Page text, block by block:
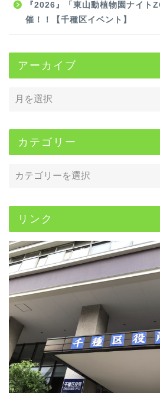
『2026』「東山動植物園ナイト
催！！【千種区イベント】
アーカイブ
カテゴリー
リンク